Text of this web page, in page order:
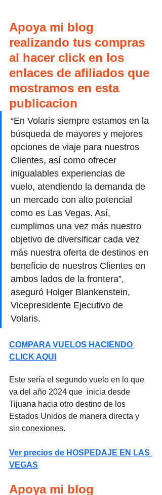
Apoya mi blog
realizando tus compras
al hacer click en los
enlaces de afiliados que
mostramos en esta
publicacion
“En Volaris siempre estamos en la
búsqueda de mayores y mejores
opciones de viaje para nuestros
Clientes, así como ofrecer
inigualables experiencias de
vuelo, atendiendo la demanda de
un mercado con alto potencial
como es Las Vegas. Así,
cumplimos una vez más nuestro
objetivo de diversificar cada vez
más nuestra oferta de destinos en
beneficio de nuestros Clientes en
ambos lados de la frontera”,
aseguró Holger Blankenstein,
Vicepresidente Ejecutivo de
Volaris.
COMPARA VUELOS HACIENDO
CLICK AQUI
Este sería el segundo vuelo en lo que
va del año 2024 que  inicia desde
Tijuana hacia otro destino de los
Estados Unidos de manera directa y
sin conexiones.
Ver precios de HOSPEDAJE EN LAS
VEGAS
Apoya mi blog